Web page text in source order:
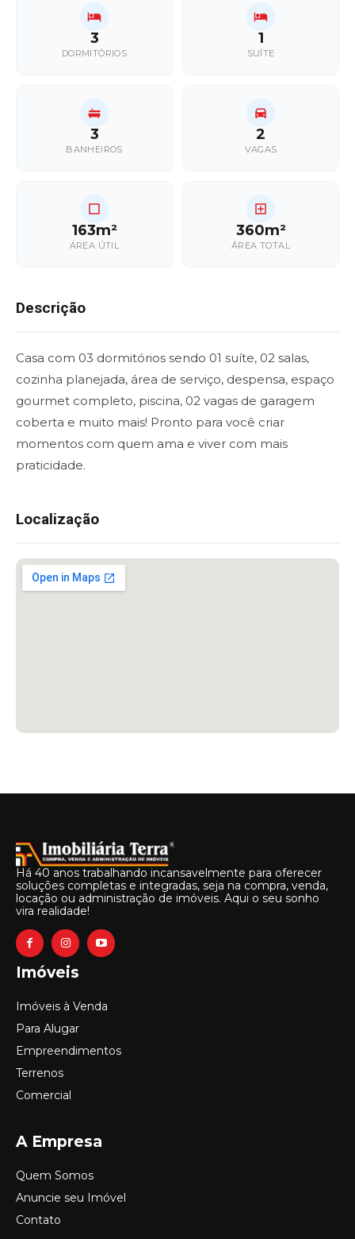
3
DORMITÓRIOS
1
SUÍTE
3
BANHEIROS
2
VAGAS
163m²
ÁREA ÚTIL
360m²
ÁREA TOTAL
Descrição
Casa com 03 dormitórios sendo 01 suíte, 02 salas,
cozinha planejada, área de serviço, despensa, espaço
gourmet completo, piscina, 02 vagas de garagem
coberta e muito mais! Pronto para você criar
momentos com quem ama e viver com mais
praticidade.
Localização
Há 40 anos trabalhando incansavelmente para oferecer
soluções completas e integradas, seja na compra, venda,
locação ou administração de imóveis. Aqui o seu sonho
vira realidade!
Imóveis
Imóveis à Venda
Para Alugar
Empreendimentos
Terrenos
Comercial
A Empresa
Quem Somos
Anuncie seu Imóvel
Contato